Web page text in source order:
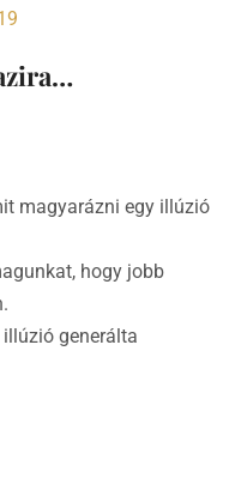
magyarázni egy illúzió
hogy jobb
generálta